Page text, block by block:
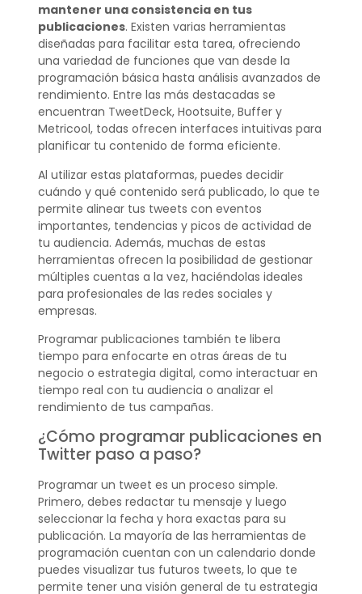
mantener una consistencia en tus
publicaciones. Existen varias herramientas
diseñadas para facilitar esta tarea, ofreciendo
una variedad de funciones que van desde la
programación básica hasta análisis avanzados de
rendimiento. Entre las más destacadas se
encuentran TweetDeck, Hootsuite, Buffer y
Metricool, todas ofrecen interfaces intuitivas para
planificar tu contenido de forma eficiente.
Al utilizar estas plataformas, puedes decidir
cuándo y qué contenido será publicado, lo que te
permite alinear tus tweets con eventos
importantes, tendencias y picos de actividad de
tu audiencia. Además, muchas de estas
herramientas ofrecen la posibilidad de gestionar
múltiples cuentas a la vez, haciéndolas ideales
para profesionales de las redes sociales y
empresas.
Programar publicaciones también te libera
tiempo para enfocarte en otras áreas de tu
negocio o estrategia digital, como interactuar en
tiempo real con tu audiencia o analizar el
rendimiento de tus campañas.
¿Cómo programar publicaciones en
Twitter paso a paso?
Programar un tweet es un proceso simple.
Primero, debes redactar tu mensaje y luego
seleccionar la fecha y hora exactas para su
publicación. La mayoría de las herramientas de
programación cuentan con un calendario donde
puedes visualizar tus futuros tweets, lo que te
permite tener una visión general de tu estrategia